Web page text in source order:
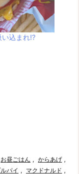
い込まれ!?
お昼ごはん , からあげ ,
パイ , マクドナルド ,